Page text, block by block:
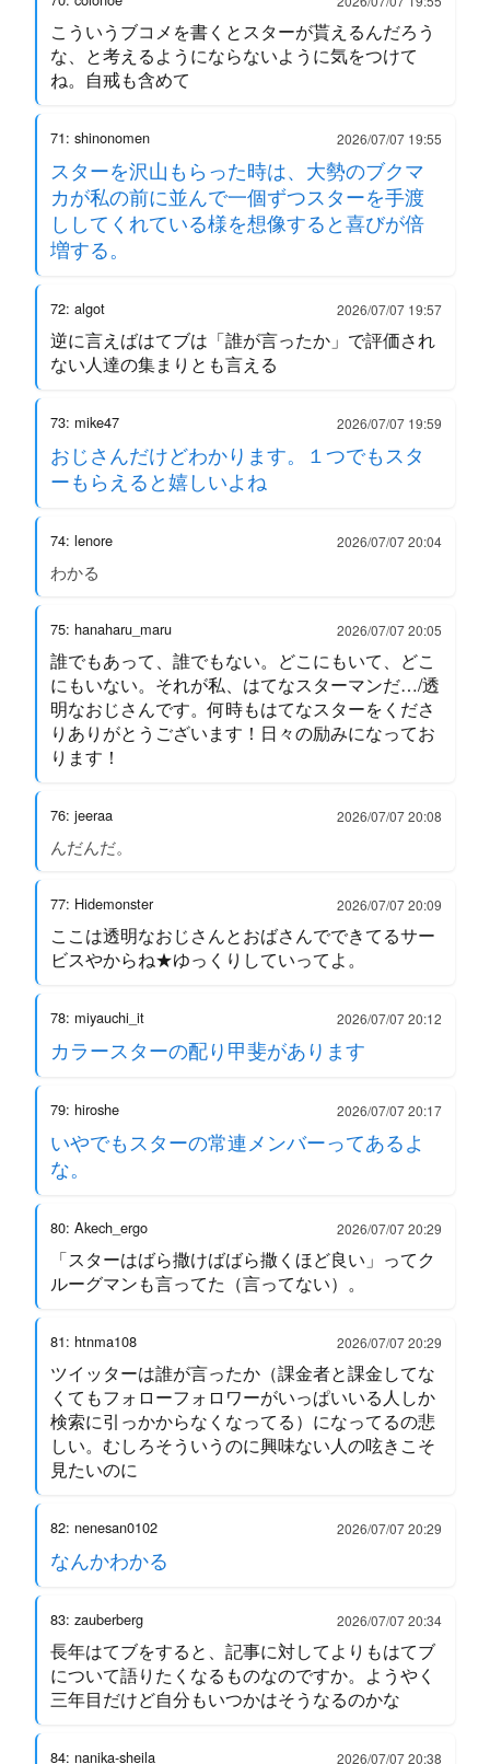
こういうブコメを書くとスターが貰えるんだろう
な、と考えるようにならないように気をつけて
ね。自戒も含めて
71: shinonomen 2026/07/07 19:55
スターを沢山もらった時は、大勢のブクマ
カが私の前に並んで一個ずつスターを手渡
ししてくれている様を想像すると喜びが倍
増する。
72: algot 2026/07/07 19:57
逆に言えばはてブは「誰が言ったか」で評価され
ない人達の集まりとも言える
73: mike47 2026/07/07 19:59
おじさんだけどわかります。１つでもスタ
ーもらえると嬉しいよね
74: lenore 2026/07/07 20:04
わかる
75: hanaharu_maru 2026/07/07 20:05
誰でもあって、誰でもない。どこにもいて、どこ
にもいない。それが私、はてなスターマンだ…/透
明なおじさんです。何時もはてなスターをくださ
りありがとうございます！日々の励みになってお
ります！
76: jeeraa 2026/07/07 20:08
んだんだ。
77: Hidemonster 2026/07/07 20:09
ここは透明なおじさんとおばさんでできてるサー
ビスやからね★ゆっくりしていってよ。
78: miyauchi_it 2026/07/07 20:12
カラースターの配り甲斐があります
79: hiroshe 2026/07/07 20:17
いやでもスターの常連メンバーってあるよ
な。
80: Akech_ergo 2026/07/07 20:29
「スターはばら撒けばばら撒くほど良い」ってク
ルーグマンも言ってた（言ってない）。
81: htnma108 2026/07/07 20:29
ツイッターは誰が言ったか（課金者と課金してな
くてもフォローフォロワーがいっぱいいる人しか
検索に引っかからなくなってる）になってるの悲
しい。むしろそういうのに興味ない人の呟きこそ
見たいのに
82: nenesan0102 2026/07/07 20:29
なんかわかる
83: zauberberg 2026/07/07 20:34
長年はてブをすると、記事に対してよりもはてブ
について語りたくなるものなのですか。ようやく
三年目だけど自分もいつかはそうなるのかな
84: nanika-sheila 2026/07/07 20:38